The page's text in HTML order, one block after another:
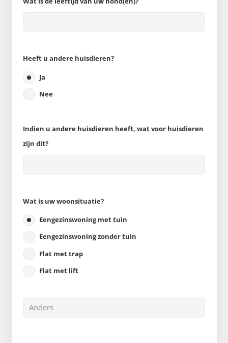
Heeft u andere huisdieren?
Ja
Nee
Indien u andere huisdieren heeft, wat voor huisdieren
zijn dit?
Wat is uw woonsituatie?
Eengezinswoning met tuin
Eengezinswoning zonder tuin
Flat met trap
Flat met lift